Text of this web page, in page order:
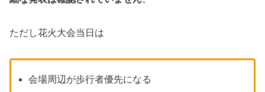
ただし花火大会当日は
会場周辺が歩行者優先になる